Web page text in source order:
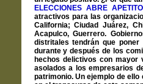
ELECCIONES ABRE
atractivos para las
California; Ciudad Juárez,
Acapulco, Guerrero.
distritales tendrán que
durante y después de los
hechos delictivos con mayor
asolados a los empresarios
patrimonio. Un ejemplo de